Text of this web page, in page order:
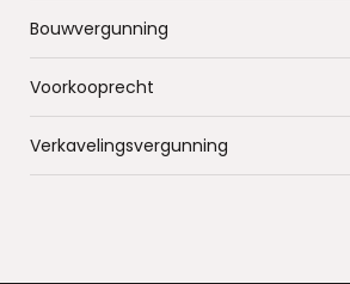
Bouwvergunning
Voorkooprecht
Verkavelingsvergunning